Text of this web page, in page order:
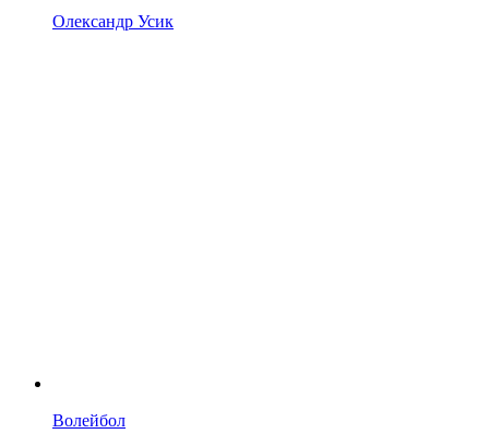
Олександр Усик
Волейбол